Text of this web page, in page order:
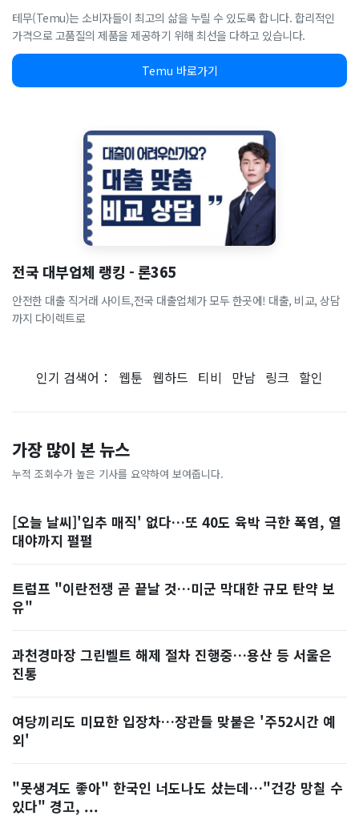
테무(Temu)는 소비자들이 최고의 삶을 누릴 수 있도록 합니다. 합리적인
가격으로 고품질의 제품을 제공하기 위해 최선을 다하고 있습니다.
Temu 바로가기
전국 대부업체 랭킹 - 론365
안전한 대출 직거래 사이트,전국 대출업체가 모두 한곳에! 대출, 비교, 상담
까지 다이렉트로
인기 검색어： 웹툰 웹하드 티비 만남 링크 할인
가장 많이 본 뉴스
누적 조회수가 높은 기사를 요약하여 보여줍니다.
[오늘 날씨]'입추 매직' 없다…또 40도 육박 극한 폭염, 열
대야까지 펄펄
트럼프 "이란전쟁 곧 끝날 것…미군 막대한 규모 탄약 보
유"
과천경마장 그린벨트 해제 절차 진행중…용산 등 서울은
진통
여당끼리도 미묘한 입장차…장관들 맞붙은 '주52시간 예
외'
"못생겨도 좋아" 한국인 너도나도 샀는데…"건강 망칠 수
있다" 경고, ...